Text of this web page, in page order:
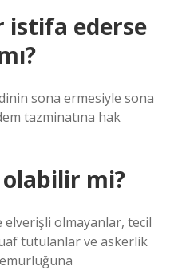
istifa ederse
sona ermesiyle sona
tazminatına hak
mi?
olmayanlar, tecil
tutulanlar ve askerlik